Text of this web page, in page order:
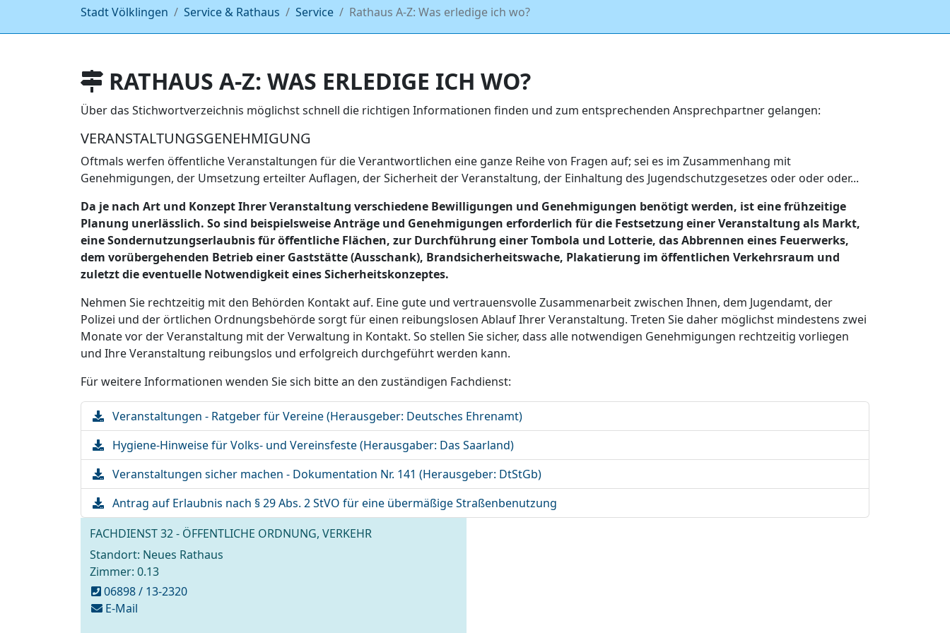
Stadt Völklingen Service & Rathaus Service Rathaus A-Z: Was erledige ich wo?
RATHAUS A-Z: WAS ERLEDIGE ICH WO?
Über das Stichwortverzeichnis möglichst schnell die richtigen Informationen finden und zum entsprechenden Ansprechpartner gelangen:
VERANSTALTUNGSGENEHMIGUNG
Oftmals werfen öffentliche Veranstaltungen für die Verantwortlichen eine ganze Reihe von Fragen auf; sei es im Zusammenhang mit
Genehmigungen, der Umsetzung erteilter Auflagen, der Sicherheit der Veranstaltung, der Einhaltung des Jugendschutzgesetzes oder oder oder...
Da je nach Art und Konzept Ihrer Veranstaltung verschiedene Bewilligungen und Genehmigungen benötigt werden, ist eine frühzeitige
Planung unerlässlich. So sind beispielsweise Anträge und Genehmigungen erforderlich für die Festsetzung einer Veranstaltung als Markt,
eine Sondernutzungserlaubnis für öffentliche Flächen, zur Durchführung einer Tombola und Lotterie, das Abbrennen eines Feuerwerks,
dem vorübergehenden Betrieb einer Gaststätte (Ausschank), Brandsicherheitswache, Plakatierung im öffentlichen Verkehrsraum und
zuletzt die eventuelle Notwendigkeit eines Sicherheitskonzeptes.
Nehmen Sie rechtzeitig mit den Behörden Kontakt auf. Eine gute und vertrauensvolle Zusammenarbeit zwischen Ihnen, dem Jugendamt, der
Polizei und der örtlichen Ordnungsbehörde sorgt für einen reibungslosen Ablauf Ihrer Veranstaltung. Treten Sie daher möglichst mindestens zwei
Monate vor der Veranstaltung mit der Verwaltung in Kontakt. So stellen Sie sicher, dass alle notwendigen Genehmigungen rechtzeitig vorliegen
und Ihre Veranstaltung reibungslos und erfolgreich durchgeführt werden kann.
Für weitere Informationen wenden Sie sich bitte an den zuständigen Fachdienst:
Download
Datei:
Veranstaltungen - Ratgeber für Vereine (Herausgeber: Deutsches Ehrenamt)
Download
Datei:
Hygiene-Hinweise für Volks- und Vereinsfeste (Herausgaber: Das Saarland)
Download
Datei:
Veranstaltungen sicher machen - Dokumentation Nr. 141 (Herausgeber: DtStGb)
Download
Datei:
Antrag auf Erlaubnis nach § 29 Abs. 2 StVO für eine übermäßige Straßenbenutzung
FACHDIENST 32 - ÖFFENTLICHE ORDNUNG, VERKEHR
Standort: Neues Rathaus
Zimmer: 0.13
06898 / 13-2320
E-Mailschreiben